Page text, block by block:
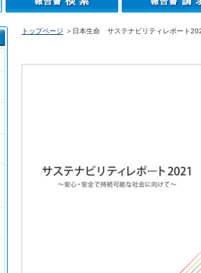
トップページ ＞日本生命 サステナビリティレポート